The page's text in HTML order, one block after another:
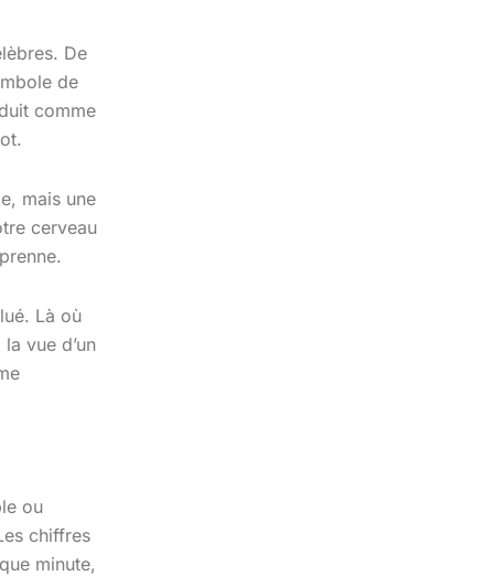
De
de
comme
mais une
cerveau
Là où
vue d’un
ou
chiffres
minute,